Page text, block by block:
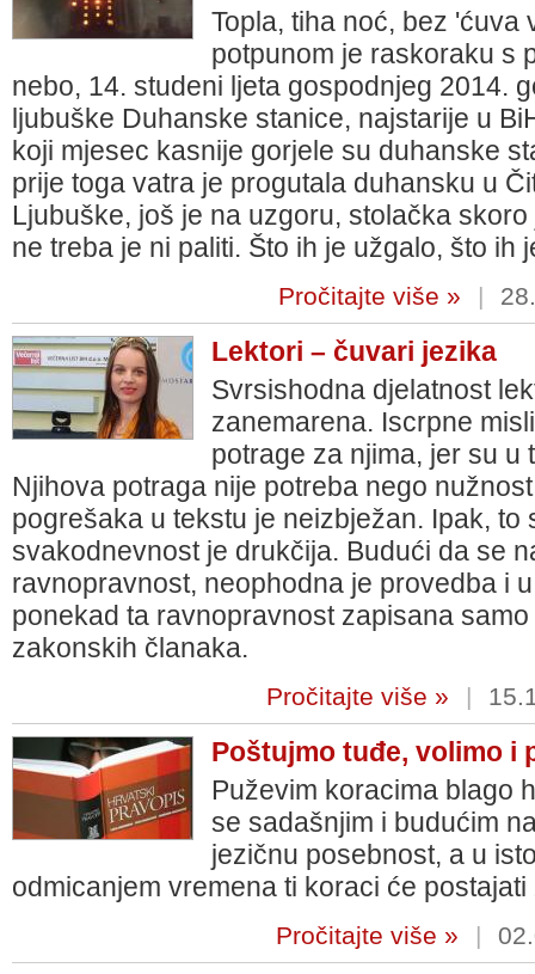
Topla, tiha noć, bez 'ćuva
potpunom je raskoraku s
nebo, 14. studeni ljeta gospodnjeg 2014.
ljubuške Duhanske stanice, najstarije u
koji mjesec kasnije gorjele su duhanske
prije toga vatra je progutala duhansku u
Ljubuške, još je na uzgoru, stolačka
ne treba je ni paliti. Što ih je užgalo, što ih
Pročitajte više » |
Lektori – čuvari jezika
Svrsishodna djelatnost
zanemarena. Iscrpne
potrage za njima, jer su u
Njihova potraga nije potreba nego
pogrešaka u tekstu je neizbježan. Ipak,
svakodnevnost je drukčija. Budući da se
ravnopravnost, neophodna je provedba i
ponekad ta ravnopravnost zapisana
zakonskih članaka.
Pročitajte više » |
Poštujmo tuđe, volimo i
Puževim koracima blago
se sadašnjim i budućim
jezičnu posebnost, a u
odmicanjem vremena ti koraci će postajati
Pročitajte više » |